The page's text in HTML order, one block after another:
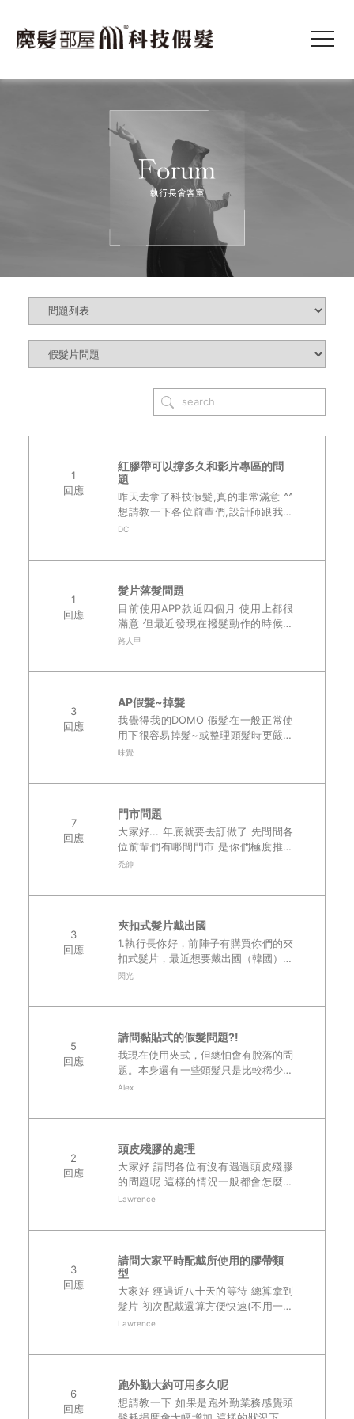
1
回應
紅膠帶可以撐多久和影片專區的問
題
昨天去拿了科技假髮,真的非常滿意 ^^
想請教一下各位前輩們,設計師跟我說
紅膠可以撐二天 今天早上我有黏上新
DC
1
回應
髮片落髮問題
目前使用APP款近四個月 使用上都很
滿意 但最近發現在撥髮動作的時候會
自己落髮 本來以為是正常的現象 可是
路人甲
3
回應
AP假髮~掉髮
我覺得我的DOMO 假髮在一般正常使
用下很容易掉髮~或整理頭髮時更嚴重
感覺有點掉太多了~ 起碼都20~30根
味覺
7
回應
門市問題
大家好... 年底就要去訂做了 先問問各
位前輩們有哪間門市 是你們極度推薦
禿帥
3
回應
夾扣式髮片戴出國
1.執行長你好，前陣子有購買你們的夾
扣式髮片，最近想要戴出國（韓國）想
請問執行長有辦法順利通過安檢門嗎？
閃光
5
回應
請問黏貼式的假髮問題?!
我現在使用夾式，但總怕會有脫落的問
題。本身還有一些頭髮只是比較稀少，
如果改用黏貼式，需要將本來的頭髮理
Alex
2
回應
頭皮殘膠的處理
大家好 請問各位有沒有遇過頭皮殘膠
的問題呢 這樣的情況一般都會怎麼處
理呢 天氣熱 戴久了溢膠殘留在頭皮上
Lawrence
3
回應
請問大家平時配戴所使用的膠帶類
型
大家好 經過近八十天的等待 總算拿到
髮片 初次配戴還算方便快速(不用一分
鐘) 配戴的結果也很滿意 比較好奇的是
Lawrence
6
回應
跑外勤大約可用多久呢
想請教一下 如果是跑外勤業務感覺頭